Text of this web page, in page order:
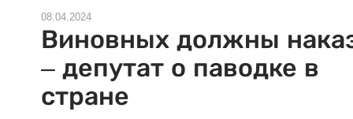
08.04.2024
Виновных должны
– депутат о паводке в
стране